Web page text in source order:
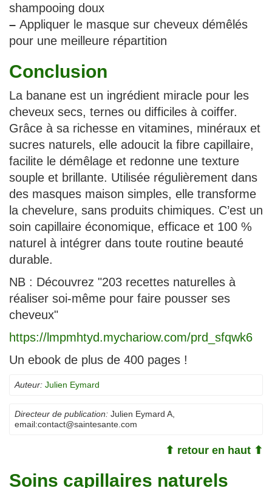
shampooing doux
– Appliquer le masque sur cheveux démêlés
pour une meilleure répartition
Conclusion
La banane est un ingrédient miracle pour les
cheveux secs, ternes ou difficiles à coiffer.
Grâce à sa richesse en vitamines, minéraux et
sucres naturels, elle adoucit la fibre capillaire,
facilite le démêlage et redonne une texture
souple et brillante. Utilisée régulièrement dans
des masques maison simples, elle transforme
la chevelure, sans produits chimiques. C’est un
soin capillaire économique, efficace et 100 %
naturel à intégrer dans toute routine beauté
durable.
NB : Découvrez "203 recettes naturelles à
réaliser soi-même pour faire pousser ses
cheveux"
https://lmpmhtyd.mychariow.com/prd_sfqwk6
Un ebook de plus de 400 pages !
Auteur: Julien Eymard
Directeur de publication: Julien Eymard A,
email:contact@saintesante.com
⬆ retour en haut ⬆
Soins capillaires naturels